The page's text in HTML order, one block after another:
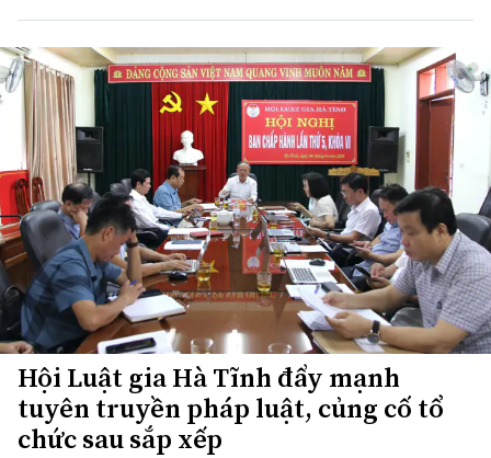
Hội Luật gia Hà Tĩnh đẩy mạnh
tuyên truyền pháp luật, củng cố tổ
chức sau sắp xếp